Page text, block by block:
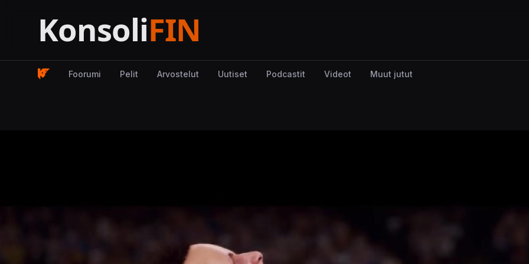
Foorumi Pelit Arvostelut Uutiset Podcastit Videot Muut jutut